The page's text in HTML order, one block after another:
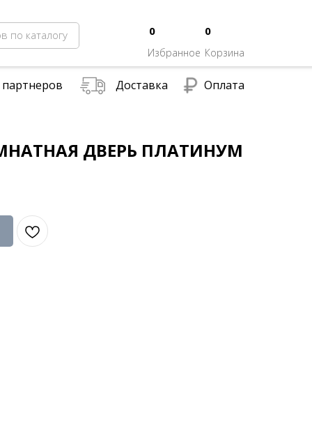
Доставка Оплата
Корзина
0
Избранное
0
по каталогу
ДВЕРЬ ПЛАТИНУМ